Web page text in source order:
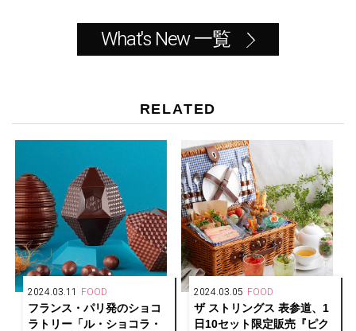
What's New 一覧
RELATED
2024.03.11 FOOD
フランス・パリ発のショコ
ラトリー「ル・ショコラ・
2024.03.05 FOOD
ザ ストリングス 表参道、1
日10セット限定販売『ピク